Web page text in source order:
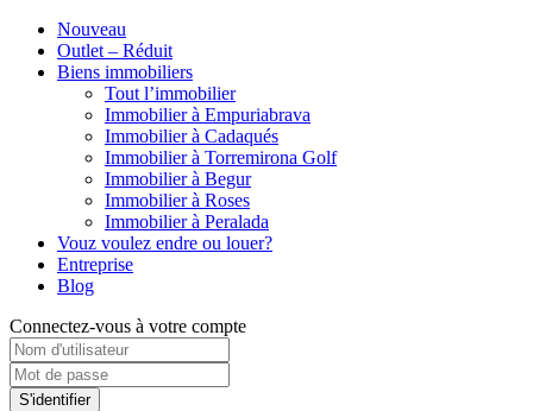
Nouveau
Outlet – Réduit
Biens immobiliers
Tout l’immobilier
Immobilier à Empuriabrava
Immobilier à Cadaqués
Immobilier à Torremirona Golf
Immobilier à Begur
Immobilier à Roses
Immobilier à Peralada
Vouz voulez endre ou louer?
Entreprise
Blog
Connectez-vous à votre compte
S'identifier